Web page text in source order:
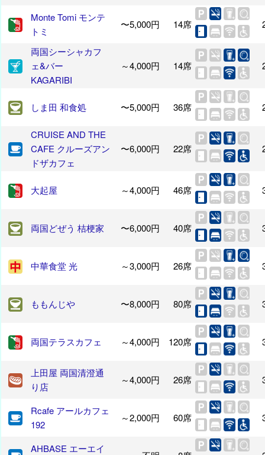
Monte Tomi モンテ
トミ
〜5,000円 14席
両国シーシャカフ
ェ&バー
KAGARIBI
～4,000円 14席
しま田 和食処 〜5,000円 36席
CRUISE AND THE
CAFE クルーズアン
ドザカフェ
〜6,000円 22席
大起屋 ～4,000円 46席
両国どぜう 桔梗家 〜6,000円 40席
中華食堂 光 ～3,000円 26席
ももんじや 〜8,000円 80席
両国テラスカフェ ～4,000円 120席
上田屋 両国清澄通
り店
～4,000円 26席
Rcafe アールカフェ
192
～2,000円 60席
AHBASE エーエイ